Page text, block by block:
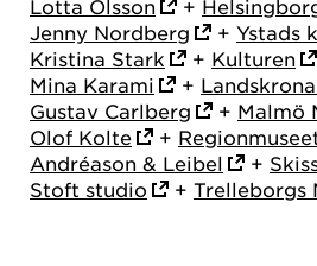
Lotta Olsson
+
Jenny Nordberg
+ Ystads
Kristina Stark
+ Kulturen
Mina Karami
+
Gustav Carlberg
+ Malmö
Olof Kolte
+
Andréason & Leibel
+
Stoft studio
+ Trelleborgs